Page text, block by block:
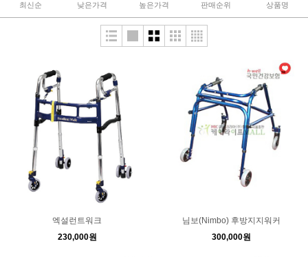
최신순 낮은가격 높은가격 판매순위 상품명
엑설런트워크
230,000원
님보(Nimbo) 후방지지워커
300,000원